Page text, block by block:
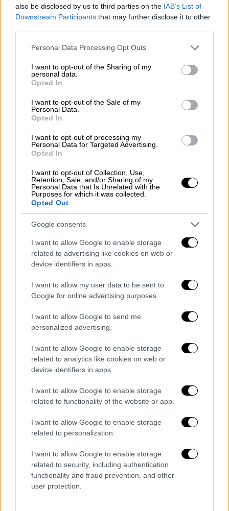
also be disclosed by us to third parties on the IAB’s List of
Downstream Participants that may further disclose it to other
Please note that this website/app uses one or more Google
not limited to your visit or usage behaviour. You may click to
grant or deny consent to Google and its third-party tags to
use your data for below specified purposes in below Google
consent section.
Personal Data Processing Opt Outs
I want to opt-out of the Sharing of my
personal data.
Opted In
I want to opt-out of the Sale of my
Personal Data.
Opted In
I want to opt-out of processing my
Personal Data for Targeted Advertising.
Opted In
I want to opt-out of Collection, Use,
Retention, Sale, and/or Sharing of my
Personal Data that Is Unrelated with the
Purposes for which it was collected.
Opted Out
Google consents
I want to allow Google to enable storage
related to advertising like cookies on web or
device identifiers in apps.
I want to allow my user data to be sent to
Google for online advertising purposes.
I want to allow Google to send me
personalized advertising.
I want to allow Google to enable storage
related to analytics like cookies on web or
device identifiers in apps.
I want to allow Google to enable storage
related to functionality of the website or app.
I want to allow Google to enable storage
related to personalization.
I want to allow Google to enable storage
related to security, including authentication
functionality and fraud prevention, and other
user protection.
22.02.2022 22:46
Πωλήσεις αυτοκινήτων: Τα
μεταχειρισμένα έχουν γίνει πιο ακριβά
τα τελευταία 2 χρόνια
Η ανάλυση των δεδομένων έδειξε ότι
καταβλήθηκαν κατά μέσο όρο 15.740 ευρώ
για την αγορά ενός μεταχειρισμένου
αυτοκίνητου το 2021
Κόσμος|22.02.2022 22:32
Ασκήσεις με αλεξίσφαιρα γιλέκα και
παροχή πρώτων βοηθειών για τους